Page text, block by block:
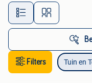
Filters Tuin en